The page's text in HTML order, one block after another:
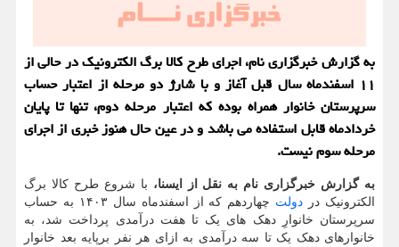
به گزارش خبرگزاری نام، اجرای طرح کالا برگ الکترونیک در حالی از
۱۱ اسفندماه سال قبل آغاز و با شارژ دو مرحله از اعتبار حساب
سرپرستان خانوار همراه بوده که اعتبار مرحله دوم، تنها تا پایان
خردادماه قابل استفاده می باشد و در عین حال هنوز خبری از اجرای
مرحله سوم نیست.
به گزارش خبرگزاری نام به نقل از ایسنا، با شروع طرح کالا برگ
الکترونیک در دولت
چهاردهم که از اسفندماه سال ۱۴۰۳ به حساب
سرپرستان خانوارِ دهک های یک تا هفت درآمدی پرداخت شد، به
خانوارهای دهک یک تا سه درآمدی به ازای هر نفر برپایه بعد خانوار